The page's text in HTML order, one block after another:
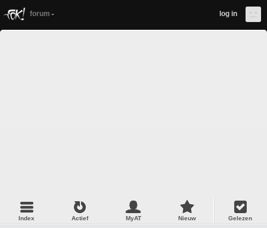
forum log in
Index Actief MyAT Nieuw Gelezen